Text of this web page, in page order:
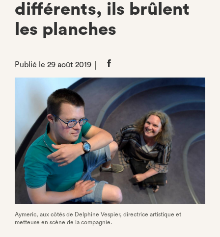
différents, ils brûlent
les planches
Publié le 29 août 2019
Partager
Facebook
Aymeric, aux côtés de Delphine Vespier, directrice artistique et
metteuse en scène de la compagnie.